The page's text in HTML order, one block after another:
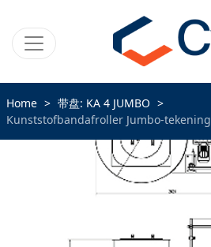
Home
带盘: KA 4 JUMBO
Kunststofbandafroller Jumbo-tekening